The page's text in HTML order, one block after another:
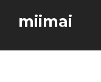
miimai